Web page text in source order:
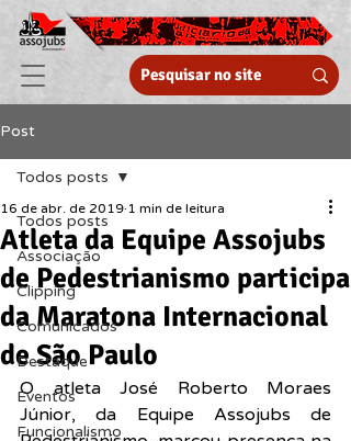
Post
Todos posts
Associação
Clipping
Comunicados
Destaque
Eventos
Funcionalismo
Todos posts
Atleta da Equipe Assojubs
de Pedestrianismo participa
da Maratona Internacional
de São Paulo
16 de abr. de 2019 1 min de leitura
O atleta José Roberto Moraes
Júnior, da Equipe Assojubs de